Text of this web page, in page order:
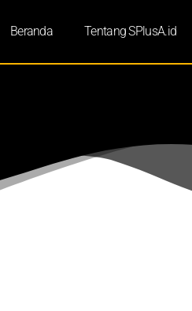
Beranda Tentang SPlusA.id